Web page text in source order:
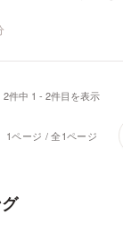
2件中 1 - 2件目を表示
1ページ / 全1ページ